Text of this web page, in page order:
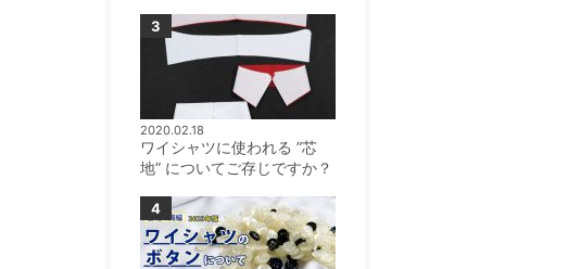
2020.02.18
ワイシャツに使われる ”芯
地” についてご存じですか？